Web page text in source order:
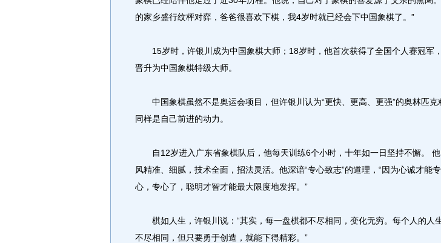
的家乡盛行纹枰对弈，爸爸很喜欢下棋，我4岁时就已经会下中国象棋了。”
15岁时，许银川成为中国象棋大师；18岁时，他首次获得了全国个人赛冠军
晋升为中国象棋特级大师。
中国象棋虽然不是奥运会项目，但许银川认为“更快、更高、更强”的奥林匹克
同样是自己前进的动力。
自12岁进入广东省象棋队后，他每天训练6个小时，十年如一日坚持不懈。
风精准、细腻，技术全面，招法灵活。他深谙“专心致志”的道理，“因为心诚才能专
心，专心了，聪明才智才能最大限度地发挥。”
棋如人生，许银川说：“其实，每一盘棋都不尽相同，变化无穷。每个人的人
不尽相同，但只要勇于创造，就能下得精彩。”